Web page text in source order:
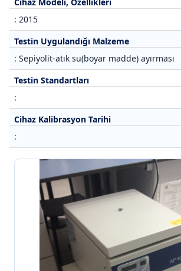
: 2015
Testin Uygulandığı Malzeme
: Sepiyolit-atık su(boyar madde) ayırması
Testin Standartları
:
Cihaz Kalibrasyon Tarihi
: